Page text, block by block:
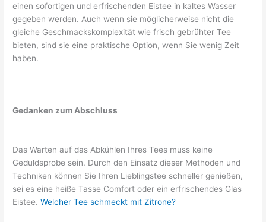
einen sofortigen und erfrischenden Eistee in kaltes Wasser
gegeben werden. Auch wenn sie möglicherweise nicht die
gleiche Geschmackskomplexität wie frisch gebrühter Tee
bieten, sind sie eine praktische Option, wenn Sie wenig Zeit
haben.
Gedanken zum Abschluss
Das Warten auf das Abkühlen Ihres Tees muss keine
Geduldsprobe sein. Durch den Einsatz dieser Methoden und
Techniken können Sie Ihren Lieblingstee schneller genießen,
sei es eine heiße Tasse Comfort oder ein erfrischendes Glas
Eistee.Welcher Tee schmeckt mit Zitrone?